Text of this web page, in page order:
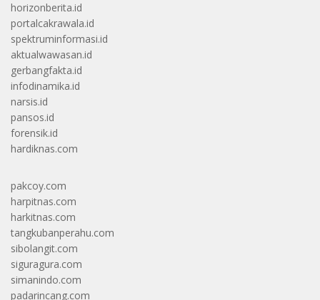
horizonberita.id
portalcakrawala.id
spektruminformasi.id
aktualwawasan.id
gerbangfakta.id
infodinamika.id
narsis.id
pansos.id
forensik.id
hardiknas.com
pakcoy.com
harpitnas.com
harkitnas.com
tangkubanperahu.com
sibolangit.com
siguragura.com
simanindo.com
padarincang.com